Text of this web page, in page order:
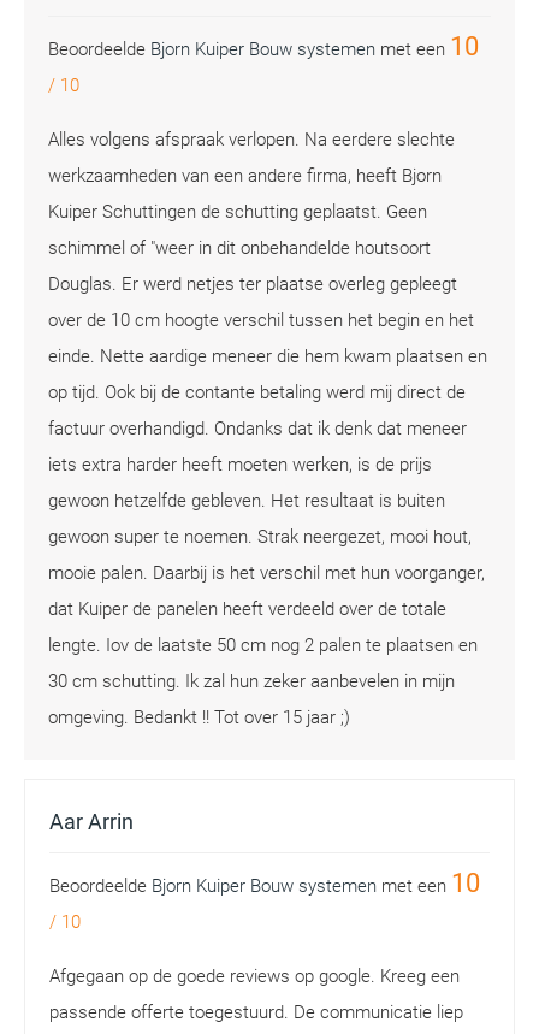
Beoordeelde Bjorn Kuiper Bouw systemen met een 10
/ 10
Alles volgens afspraak verlopen. Na eerdere slechte
werkzaamheden van een andere firma, heeft Bjorn
Kuiper Schuttingen de schutting geplaatst. Geen
schimmel of "weer in dit onbehandelde houtsoort
Douglas. Er werd netjes ter plaatse overleg gepleegt
over de 10 cm hoogte verschil tussen het begin en het
einde. Nette aardige meneer die hem kwam plaatsen en
op tijd. Ook bij de contante betaling werd mij direct de
factuur overhandigd. Ondanks dat ik denk dat meneer
iets extra harder heeft moeten werken, is de prijs
gewoon hetzelfde gebleven. Het resultaat is buiten
gewoon super te noemen. Strak neergezet, mooi hout,
mooie palen. Daarbij is het verschil met hun voorganger,
dat Kuiper de panelen heeft verdeeld over de totale
lengte. Iov de laatste 50 cm nog 2 palen te plaatsen en
30 cm schutting. Ik zal hun zeker aanbevelen in mijn
omgeving. Bedankt !! Tot over 15 jaar ;)
Aar Arrin
Beoordeelde Bjorn Kuiper Bouw systemen met een 10
/ 10
Afgegaan op de goede reviews op google. Kreeg een
passende offerte toegestuurd. De communicatie liep